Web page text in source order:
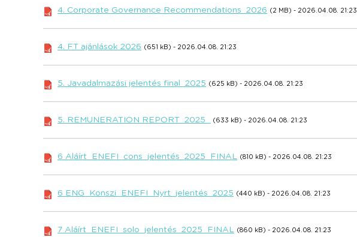
4. Corporate Governance Recommendations_2026 (2 MB) - 2026.04.08. 21:23
4. FT ajánlások 2026 (651 kB) - 2026.04.08. 21:23
5. Javadalmazási jelentés final_2025 (625 kB) - 2026.04.08. 21:23
5. REMUNERATION REPORT_2025_ (633 kB) - 2026.04.08. 21:23
6 Aláírt_ENEFI_cons_jelentés_2025_FINAL (810 kB) - 2026.04.08. 21:23
6 ENG_Konszi_ENEFI_Nyrt_jelentés_2025 (440 kB) - 2026.04.08. 21:23
7 Aláírt_ENEFI_solo_jelentés_2025_FINAL (860 kB) - 2026.04.08. 21:23